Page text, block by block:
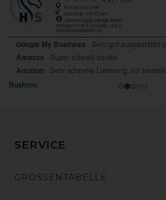
SERVICE
GRÖSSENTABELLE